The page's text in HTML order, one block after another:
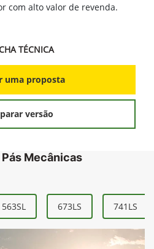
com alto valor de revenda.
TÉCNICA
uma proposta
versão
Mecânicas
563SL 673LS 741LS